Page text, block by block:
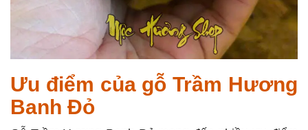
Ưu điểm của gỗ Trầm Hương
Banh Đỏ